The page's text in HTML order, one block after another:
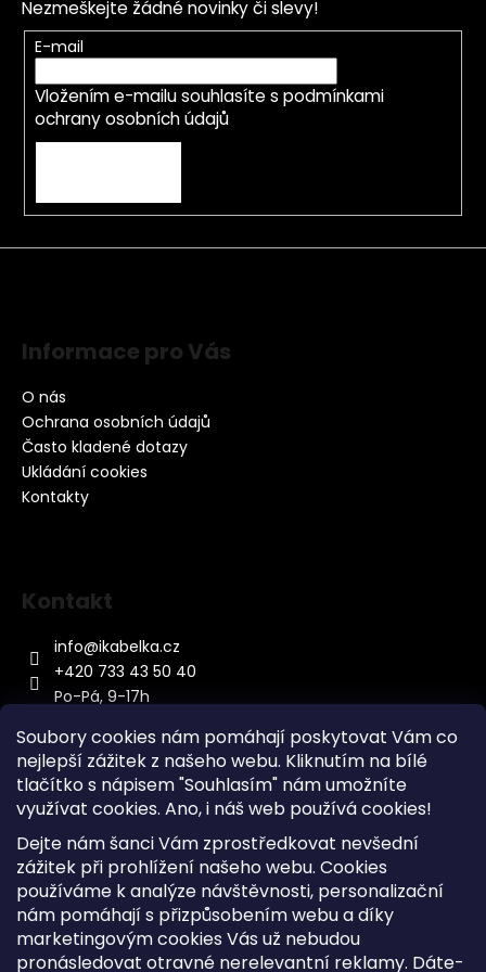
Soubory cookies nám pomáhají poskytovat Vám co
nejlepší zážitek z našeho webu. Kliknutím na bílé
tlačítko s nápisem "Souhlasím" nám umožníte
využívat cookies. Ano, i náš web používá cookies!
Dejte nám šanci Vám zprostředkovat nevšední
zážitek při prohlížení našeho webu. Cookies
používáme k analýze návštěvnosti, personalizační
nám pomáhají s přizpůsobením webu a díky
marketingovým cookies Vás už nebudou
pronásledovat otravné nerelevantní reklamy. Dáte-
Nezmeškejte žádné novinky či slevy!
E-mail
Vložením e-mailu souhlasíte s podmínkami
ochrany osobních údajů
Informace pro Vás
O nás
Ochrana osobních údajů
Často kladené dotazy
Ukládání cookies
Kontakty
Kontakt
info@ikabelka.cz
+420 733 43 50 40
Po-Pá, 9-17h
Kontakt
Sitemap
Doprava a Platba
Reklamace Zboží
Obchodní podmínky